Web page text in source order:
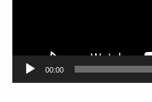
00:00